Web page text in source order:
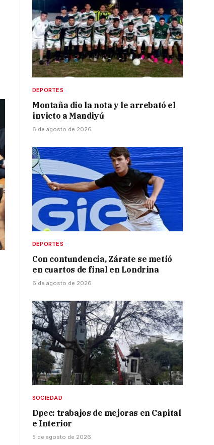
DEPORTES
Montaña dio la nota y le arrebató el
invicto a Mandiyú
6 de agosto de 2026
DEPORTES
Con contundencia, Zárate se metió
en cuartos de final en Londrina
6 de agosto de 2026
SOCIEDAD
Dpec: trabajos de mejoras en Capital
e Interior
5 de agosto de 2026